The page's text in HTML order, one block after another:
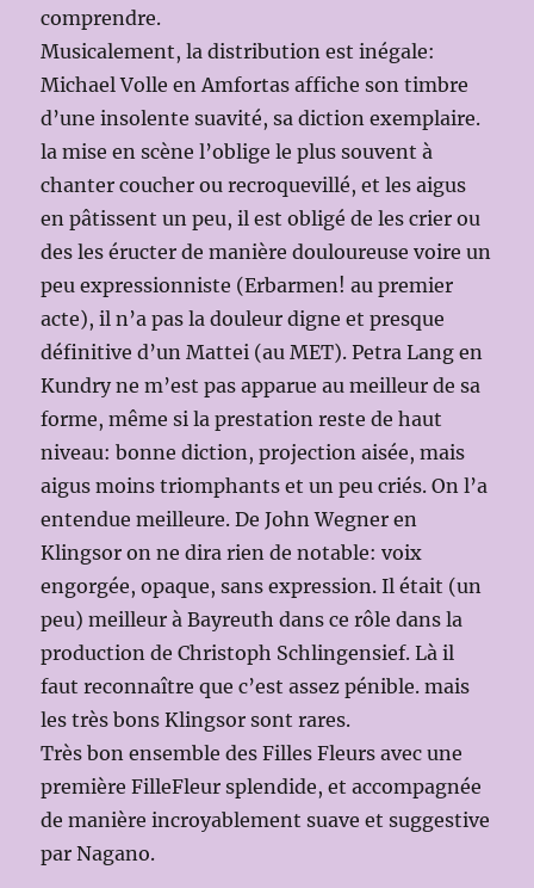
comprendre.
Musicalement, la distribution est inégale:
Michael Volle en Amfortas affiche son timbre
d’une insolente suavité, sa diction exemplaire.
la mise en scène l’oblige le plus souvent à
chanter coucher ou recroquevillé, et les aigus
en pâtissent un peu, il est obligé de les crier ou
des les éructer de manière douloureuse voire un
peu expressionniste (Erbarmen! au premier
acte), il n’a pas la douleur digne et presque
définitive d’un Mattei (au MET). Petra Lang en
Kundry ne m’est pas apparue au meilleur de sa
forme, même si la prestation reste de haut
niveau: bonne diction, projection aisée, mais
aigus moins triomphants et un peu criés. On l’a
entendue meilleure. De John Wegner en
Klingsor on ne dira rien de notable: voix
engorgée, opaque, sans expression. Il était (un
peu) meilleur à Bayreuth dans ce rôle dans la
production de Christoph Schlingensief. Là il
faut reconnaître que c’est assez pénible. mais
les très bons Klingsor sont rares.
Très bon ensemble des Filles Fleurs avec une
première FilleFleur splendide, et accompagnée
de manière incroyablement suave et suggestive
par Nagano.